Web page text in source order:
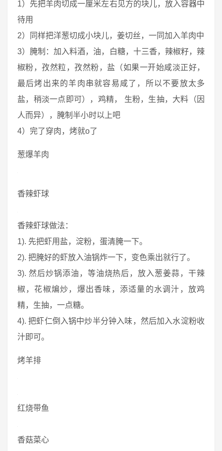
1）先把羊肉切成一厘米左右见方的块儿，放入容器中
待用
2）同样把洋葱切成小块儿，姜切丝，一同加入羊肉中
3）腌制：加入料酒，油，白糖，十三香，辣椒籽，辣
椒粉，孜然粒，孜然粉，盐（如果一开始咸淡正好，
最后烤出来的羊肉串就容易咸了，所以不要放太多
盐，稍淡一点即可），鸡精， 生粉，生抽，大料（因
人而异），腌制半小时以上吧
4）完了穿肉，烤就o了
葱爆羊肉
香辣虾球
香辣虾球做法：
1). 先把虾用盐，淀粉，蛋清腌一下。
2). 把腌好的虾放入油锅炸一下，变色乘出就行了。
3). 然后炒锅添油，等油烧热后，放入葱姜蒜，干辣
椒，花椒煸炒，爆出香味，添适量的水调汁，放鸡
精，生抽，一点糖。
4). 把虾仁倒入锅中炒半分钟入味，然后加入水淀粉收
汁即可。
烤羊排
红烧带鱼
香菇菜心